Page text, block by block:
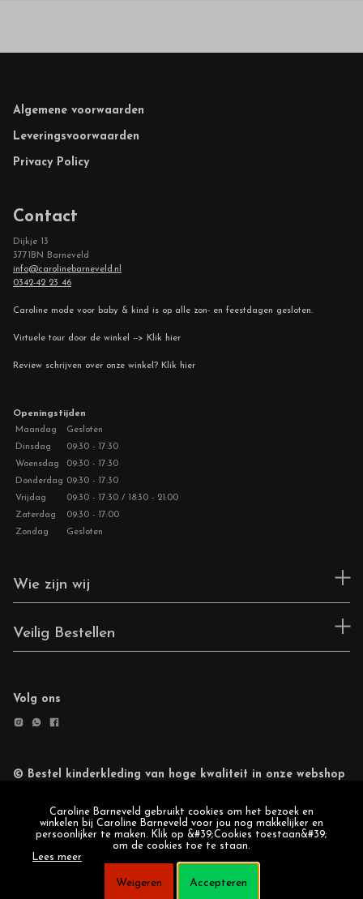
Footer
Algemene voorwaarden
Leveringsvoorwaarden
Privacy Policy
Contact
Dijkje 13
3771BN Barneveld
info@carolinebarneveld.nl
0342-42 23 46
Caroline mode voor baby & kind is op alle zon- en feestdagen gesloten.
Virtuele tour door de winkel --> Klik hier
Review schrijven over onze winkel? Klik hier
Openingstijden
Maandag
Gesloten
Dinsdag
09:30 - 17:30
Woensdag
09:30 - 17:30
Donderdag 09:30 - 17:30
Vrijdag
09:30 - 17:30 / 18:30 - 21:00
Zaterdag
09:30 - 17:00
Zondag
Gesloten
Wie zijn wij
Veilig Bestellen
Volg ons
© Bestel kinderkleding van hoge kwaliteit in onze webshop
Caroline Barneveld gebruikt cookies om het bezoek en
winkelen bij Caroline Barneveld voor jou nog makkelijker en
persoonlijker te maken. Klik op &#39;Cookies toestaan&#39;
om de cookies toe te staan.
Lees meer
Weigeren Accepteren